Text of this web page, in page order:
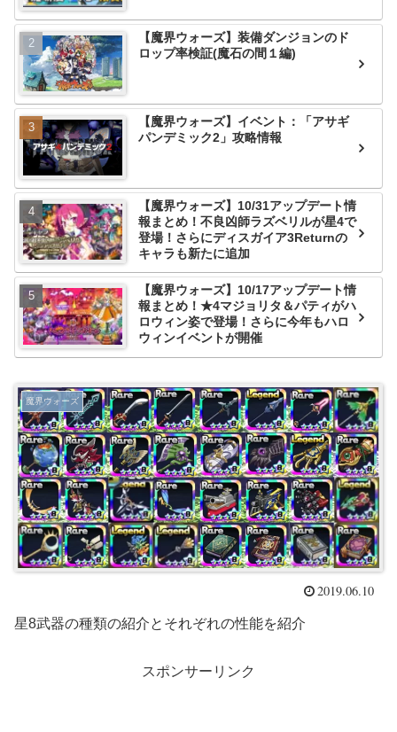
【魔界ウォーズ】装備ダンジョンのド
ロップ率検証(魔石の間１編)
【魔界ウォーズ】イベント：「アサギ
パンデミック2」攻略情報
【魔界ウォーズ】10/31アップデート情
報まとめ！不良凶師ラズベリルが星4で
登場！さらにディスガイア3Returnの
キャラも新たに追加
【魔界ウォーズ】10/17アップデート情
報まとめ！★4マジョリタ＆パティがハ
ロウィン姿で登場！さらに今年もハロ
ウィンイベントが開催
魔界ウォーズ
2019.06.10
星8武器の種類の紹介とそれぞれの性能を紹介
スポンサーリンク